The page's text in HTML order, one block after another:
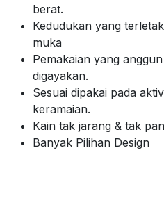
berat.
Kedudukan yang
muka
Pemakaian yang
digayakan.
Sesuai dipakai pada
keramaian.
Kain tak jarang & tak
Banyak Pilihan Design